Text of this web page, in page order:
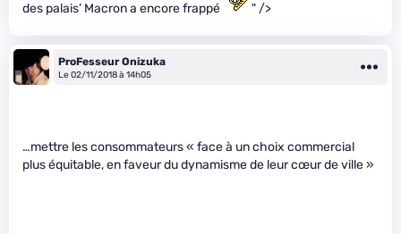
des palais’ Macron a encore frappé " />
ProFesseur Onizuka
Le 02/11/2018 à 14h05
…mettre les consommateurs « face à un choix commercial
plus équitable, en faveur du dynamisme de leur cœur de ville »